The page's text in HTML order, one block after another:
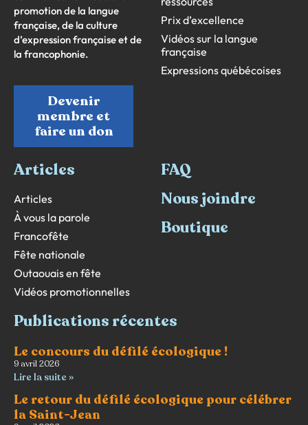
promotion de la langue
française, de la culture
d’expression française et de
la francophonie.
Devenir
membre et
faire un don
Prix d’excellence
Vidéos sur la langue
française
Expressions québécoises
Articles
Articles
À vous la parole
Francofête
Fête nationale
Outaouais en fête
Vidéos promotionnelles
FAQ
Nous joindre
Boutique
Publications récentes
Le concours du défilé écologique !
9 avril 2026
Lire la suite »
Le retour du défilé écologique pour célébrer
la Saint-Jean